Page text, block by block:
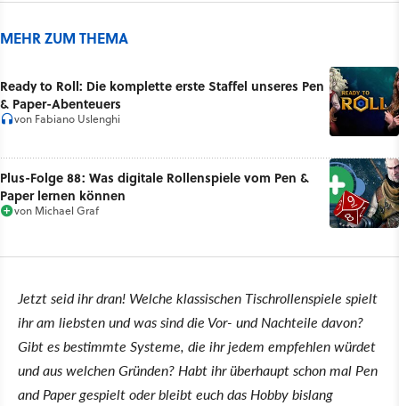
MEHR ZUM THEMA
Ready to Roll: Die komplette erste Staffel unseres Pen
& Paper-Abenteuers
von Fabiano Uslenghi
Plus-Folge 88: Was digitale Rollenspiele vom Pen &
Paper lernen können
von Michael Graf
Jetzt seid ihr dran! Welche klassischen Tischrollenspiele spielt
ihr am liebsten und was sind die Vor- und Nachteile davon?
Gibt es bestimmte Systeme, die ihr jedem empfehlen würdet
und aus welchen Gründen? Habt ihr überhaupt schon mal Pen
and Paper gespielt oder bleibt euch das Hobby bislang